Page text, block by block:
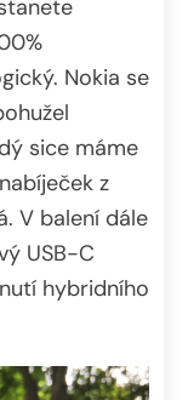
Nokia se
sice máme
z
V balení dále
USB-C
hybridního